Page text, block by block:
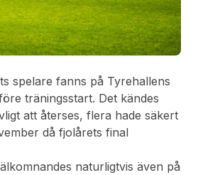
spelare fanns på Tyrehallens
träningsstart. Det kändes
att återses, flera hade säkert
då fjolårets final
naturligtvis även på